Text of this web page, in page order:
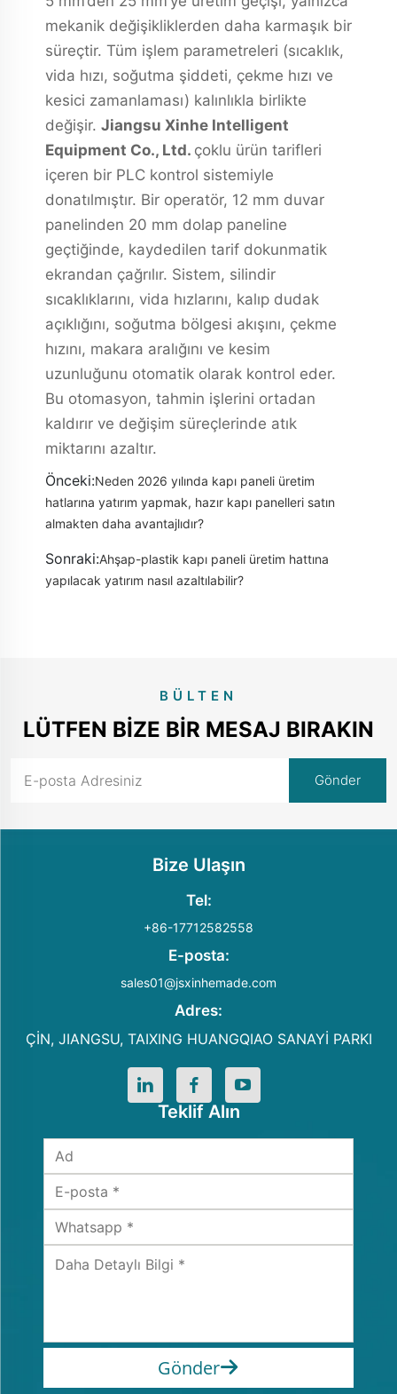
mekanik değişikliklerden daha karmaşık bir
süreçtir. Tüm işlem parametreleri (sıcaklık,
vida hızı, soğutma şiddeti, çekme hızı ve
kesici zamanlaması) kalınlıkla birlikte
değişir. Jiangsu Xinhe Intelligent
Equipment Co., Ltd. çoklu ürün tarifleri
içeren bir PLC kontrol sistemiyle
donatılmıştır. Bir operatör, 12 mm duvar
panelinden 20 mm dolap paneline
geçtiğinde, kaydedilen tarif dokunmatik
ekrandan çağrılır. Sistem, silindir
sıcaklıklarını, vida hızlarını, kalıp dudak
açıklığını, soğutma bölgesi akışını, çekme
hızını, makara aralığını ve kesim
uzunluğunu otomatik olarak kontrol eder.
Bu otomasyon, tahmin işlerini ortadan
kaldırır ve değişim süreçlerinde atık
miktarını azaltır.
Önceki:Neden 2026 yılında kapı paneli üretim
hatlarına yatırım yapmak, hazır kapı panelleri satın
almakten daha avantajlıdır?
Sonraki:Ahşap-plastik kapı paneli üretim hattına
yapılacak yatırım nasıl azaltılabilir?
BÜLTEN
LÜTFEN BIZE BIR MESAJ BIRAKIN
Bize Ulaşın
Tel:
+86-17712582558
E-posta:
sales01@jsxinhemade.com
Adres:
ÇİN, JIANGSU, TAIXING HUANGQIAO SANAYİ PARKI
Teklif Alın
Gönder